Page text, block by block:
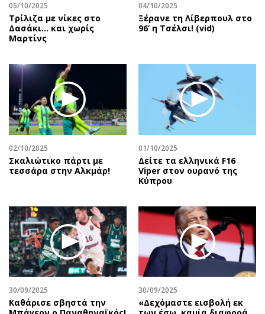
05/10/2025
Τρίλιζα με νίκες στο
Δασάκι… και χωρίς
Μαρτίνς
04/10/2025
Ξέρανε τη Λίβερπουλ στο
96’ η Τσέλσι! (vid)
02/10/2025
Σκαλιώτικο πάρτι με
τεσσάρα στην Αλκμάρ!
01/10/2025
Δείτε τα ελληνικά F16
Viper στον ουρανό της
Κύπρου
30/09/2025
Καθάρισε σβηστά την
30/09/2025
«Δεχόμαστε εισβολή εκ